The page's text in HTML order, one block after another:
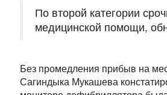
По второй категории
медицинской помощи,
Без промедления прибыв на
Сагиндыка Мукашева